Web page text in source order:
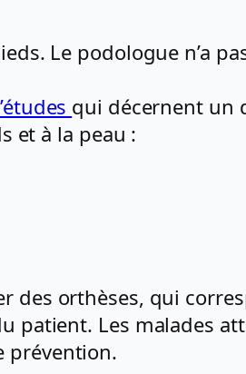
Le podologue n’a
qui décernent un
et à la peau :
des orthèses, qui
patient. Les malades
prévention.